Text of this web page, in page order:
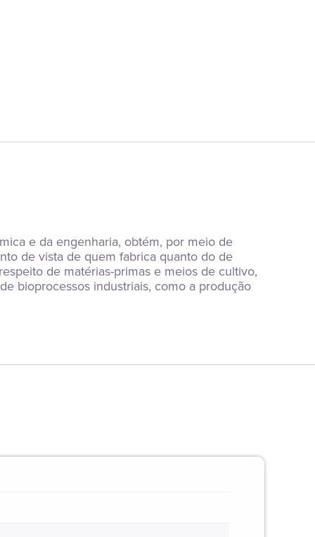
e da engenharia, obtém, por meio de
de vista de quem fabrica quanto do de
de matérias-primas e meios de cultivo,
bioprocessos industriais, como a produção